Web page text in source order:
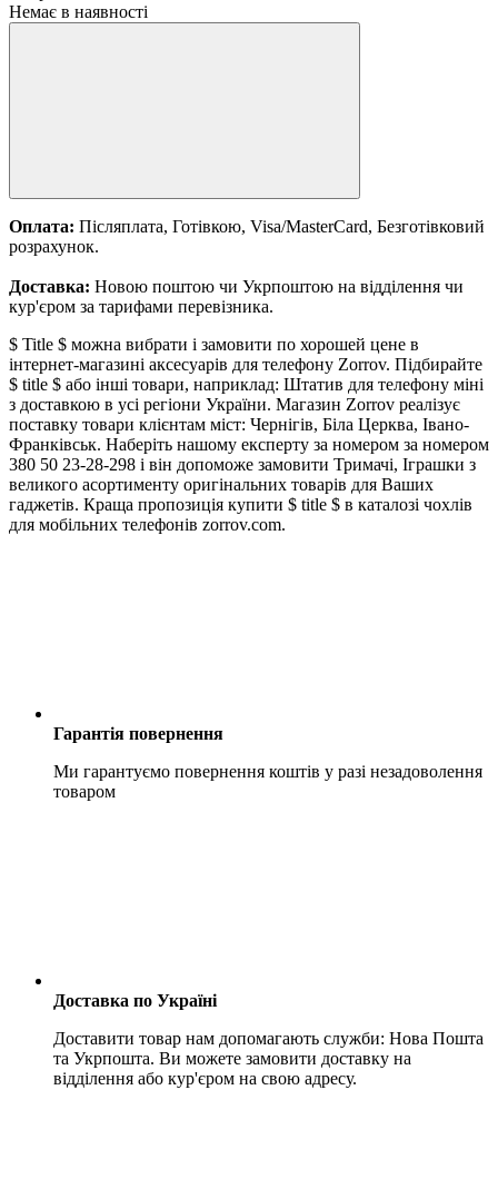
Немає в наявності
Оплата: Післяплата, Готівкою, Visa/MasterCard, Безготівковий
розрахунок.
Доставка: Новою поштою чи Укрпоштою на відділення чи
кур'єром за тарифами перевізника.
$ Title $ можна вибрати і замовити по хорошей цене в
інтернет-магазині аксесуарів для телефону Zorrov. Підбирайте
$ title $ або інші товари, наприклад: Штатив для телефону міні
з доставкою в усі регіони України. Магазин Zorrov реалізує
поставку товари клієнтам міст: Чернігів, Біла Церква, Івано-
Франківськ. Наберіть нашому експерту за номером за номером
380 50 23-28-298 і він допоможе замовити Тримачі, Іграшки з
великого асортименту оригінальних товарів для Ваших
гаджетів. Краща пропозиція купити $ title $ в каталозі чохлів
для мобільних телефонів zorrov.com.
Гарантія повернення
Ми гарантуємо повернення коштів у разі незадоволення
товаром
Доставка по Україні
Доставити товар нам допомагають служби: Нова Пошта
та Укрпошта. Ви можете замовити доставку на
відділення або кур'єром на свою адресу.